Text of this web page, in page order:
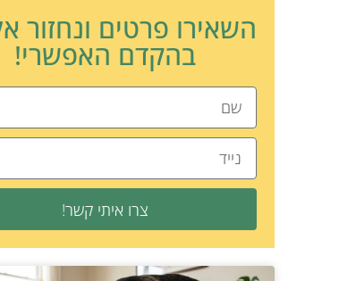
השאירו פרטים ונחזור
בהקדם האפשרי!
צרו איתי קשר!